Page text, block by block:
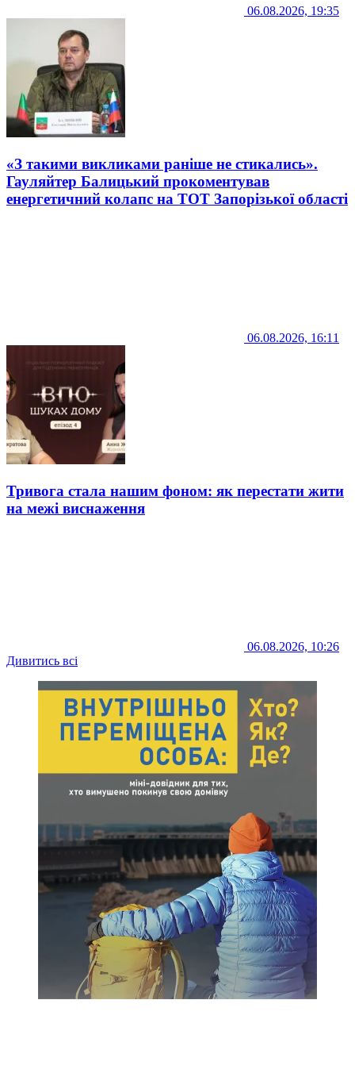
06.08.2026, 19:35
«З такими викликами раніше не стикались».
Гауляйтер Балицький прокоментував
енергетичний колапс на ТОТ Запорізької області
06.08.2026, 16:11
Тривога стала нашим фоном: як перестати жити
на межі виснаження
06.08.2026, 10:26
Дивитись всі